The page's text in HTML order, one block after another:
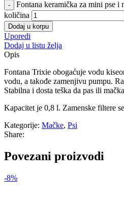
Fontana keramička za mini pse
količina
Dodaj u korpu
Uporedi
Dodaj u listu želja
Opis
Fontana Trixie obogaćuje vodu
vodu, a takođe zamenjivu pumpu.
Stabilna i dosta teška da pas ili
Kapacitet je 0,8 l. Zamenske filtere
Kategorije: Mačke, Psi
Share:
Povezani proizvodi
-8%